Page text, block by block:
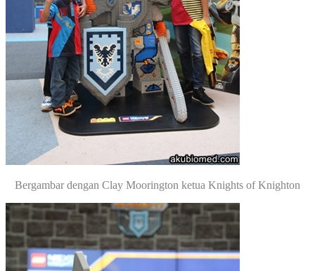
Bergambar dengan Clay Moorington ketua Knights of Knighton